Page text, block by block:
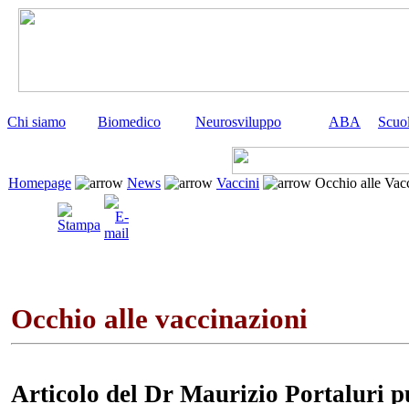
Chi siamo Biomedico Neurosviluppo ABA
Homepage News Vaccini Occhio alle
Occhio alle vaccinazioni
Articolo del Dr Maurizio Portaluri